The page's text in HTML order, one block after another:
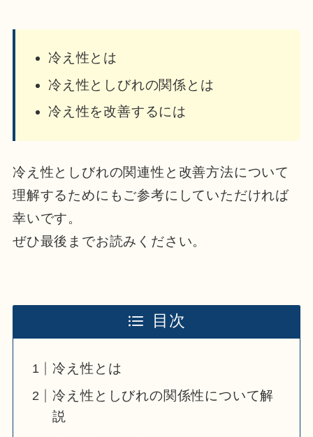
冷え性とは
冷え性としびれの関係とは
冷え性を改善するには
冷え性としびれの関連性と改善方法について
理解するためにもご参考にしていただければ
幸いです。
ぜひ最後までお読みください。
目次
冷え性とは
冷え性としびれの関係性について解
説